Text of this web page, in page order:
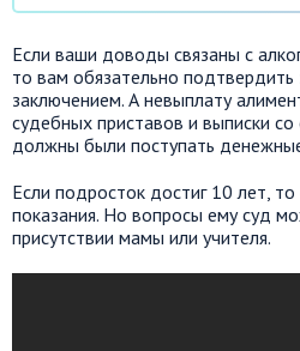
Если ваши доводы связаны с
то вам обязательно
заключением. А невыплату
судебных приставов и выписки со
должны были поступать
Если подросток достиг 10 лет,
показания. Но вопросы ему суд
присутствии мамы или учителя.